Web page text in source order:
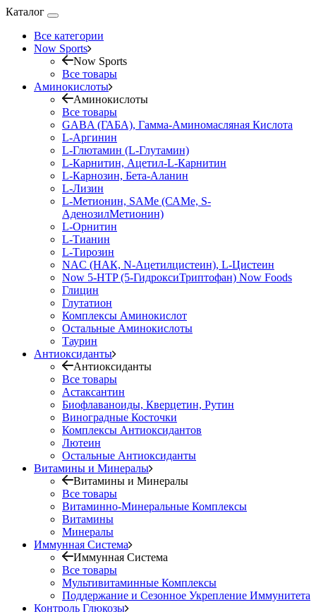
Каталог
Все категории
Now Sports
Now Sports
Все товары
Аминокислоты
Аминокислоты
Все товары
GABA (ГАБА), Гамма-Аминомасляная Кислота
L-Аргинин
L-Глютамин (L-Глутамин)
L-Карнитин, Ацетил-L-Карнитин
L-Карнозин, Бета-Аланин
L-Лизин
L-Метионин, SAMe (САМе, S-
АденозилМетионин)
L-Орнитин
L-Тианин
L-Тирозин
NAC (НАК, N-Ацетилцистеин), L-Цистеин
Now 5-HTP (5-ГидроксиТриптофан) Now Foods
Глицин
Глутатион
Комплексы Аминокислот
Остальные Аминокислоты
Таурин
Антиоксиданты
Антиоксиданты
Все товары
Астаксантин
Биофлаваноиды, Кверцетин, Рутин
Виноградные Косточки
Комплексы Антиоксидантов
Лютеин
Остальные Антиоксиданты
Витамины и Минералы
Витамины и Минералы
Все товары
Витаминно-Минеральные Комплексы
Витамины
Минералы
Иммунная Система
Иммунная Система
Все товары
Мультивитаминные Комплексы
Поддержание и Сезонное Укрепление Иммунитета
Контроль Глюкозы